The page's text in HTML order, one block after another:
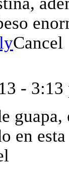
Cancel
- 3:13
guapa,
en